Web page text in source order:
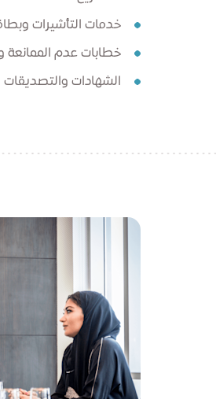
خدمات التأشيرات
خطابات عدم الممانعة
الشهادات والتصديقات